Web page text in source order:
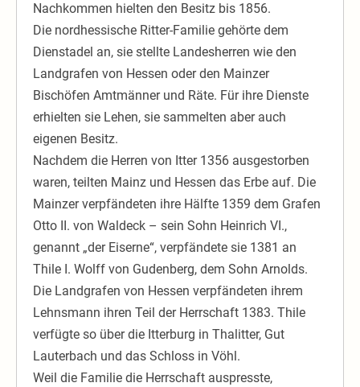
Nachkommen hielten den Besitz bis 1856.
Die nordhessische Ritter-Familie gehörte dem
Dienstadel an, sie stellte Landesherren wie den
Landgrafen von Hessen oder den Mainzer
Bischöfen Amtmänner und Räte. Für ihre Dienste
erhielten sie Lehen, sie sammelten aber auch
eigenen Besitz.
Nachdem die Herren von Itter 1356 ausgestorben
waren, teilten Mainz und Hessen das Erbe auf. Die
Mainzer verpfändeten ihre Hälfte 1359 dem Grafen
Otto II. von Waldeck – sein Sohn Heinrich VI.,
genannt „der Eiserne“, verpfändete sie 1381 an
Thile I. Wolff von Gudenberg, dem Sohn Arnolds.
Die Landgrafen von Hessen verpfändeten ihrem
Lehnsmann ihren Teil der Herrschaft 1383. Thile
verfügte so über die Itterburg in Thalitter, Gut
Lauterbach und das Schloss in Vöhl.
Weil die Familie die Herrschaft auspresste,